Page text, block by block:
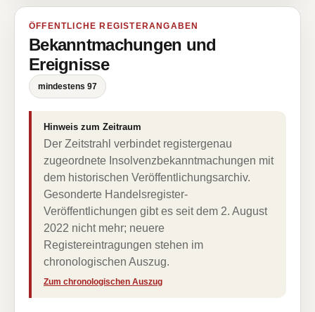
ÖFFENTLICHE REGISTERANGABEN
Bekanntmachungen und
Ereignisse
mindestens 97
Hinweis zum Zeitraum
Der Zeitstrahl verbindet registergenau
zugeordnete Insolvenzbekanntmachungen mit
dem historischen Veröffentlichungsarchiv.
Gesonderte Handelsregister-
Veröffentlichungen gibt es seit dem 2. August
2022 nicht mehr; neuere
Registereintragungen stehen im
chronologischen Auszug.
Zum chronologischen Auszug